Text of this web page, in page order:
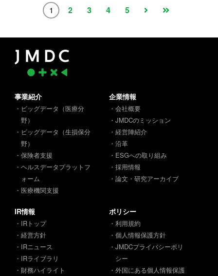
1 2 3 4 5
事業紹介
・ビッグデータ（医療分
野）
・ビッグデータ（生損保分
野）
・保険者支援
・ヘルスデータプラットフ
ォーム
・医療機関支援
企業情報
・会社概要
・JMDCのミッション
・経営陣紹介
・沿革
・ESGへの取り組み
・採用情報
・論文・研究アーカイブ
IR情報
・IRトップ
・経営方針
・IRニュース
・IRライブラリ
・財務ハイライト
ポリシー
・利用規約
・個人情報保護方針
・JMDCプライバシーポリ
シー
・外国にある個人情報保護